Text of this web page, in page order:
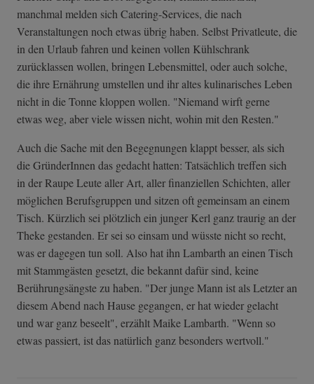
manchmal melden sich Catering-Services, die nach
Veranstaltungen noch etwas übrig haben. Selbst Privatleute, die
in den Urlaub fahren und keinen vollen Kühlschrank
zurücklassen wollen, bringen Lebensmittel, oder auch solche,
die ihre Ernährung umstellen und ihr altes kulinarisches Leben
nicht in die Tonne kloppen wollen. "Niemand wirft gerne
etwas weg, aber viele wissen nicht, wohin mit den Resten."
Auch die Sache mit den Begegnungen klappt besser, als sich
die GründerInnen das gedacht hatten: Tatsächlich treffen sich
in der Raupe Leute aller Art, aller finanziellen Schichten, aller
möglichen Berufsgruppen und sitzen oft gemeinsam an einem
Tisch. Kürzlich sei plötzlich ein junger Kerl ganz traurig an der
Theke gestanden. Er sei so einsam und wüsste nicht so recht,
was er dagegen tun soll. Also hat ihn Lambarth an einen Tisch
mit Stammgästen gesetzt, die bekannt dafür sind, keine
Berührungsängste zu haben. "Der junge Mann ist als Letzter an
diesem Abend nach Hause gegangen, er hat wieder gelacht
und war ganz beseelt", erzählt Maike Lambarth. "Wenn so
etwas passiert, ist das natürlich ganz besonders wertvoll."